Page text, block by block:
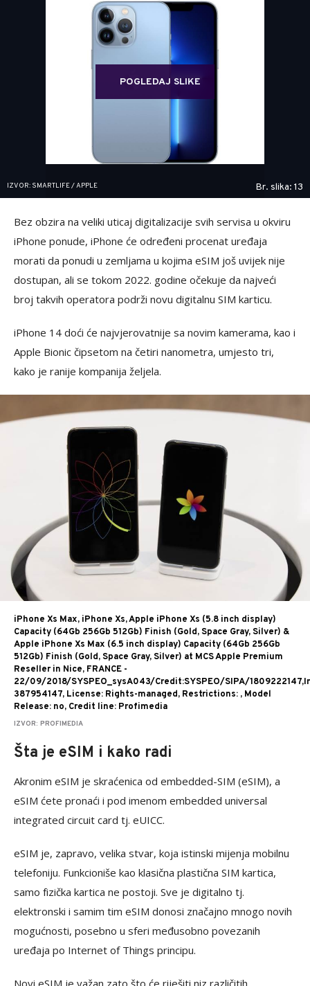
POGLEDAJ SLIKE
IZVOR: SMARTLIFE / APPLE Br. slika: 13
Bez obzira na veliki uticaj digitalizacije svih servisa u okviru
iPhone ponude, iPhone će određeni procenat uređaja
morati da ponudi u zemljama u kojima eSIM još uvijek nije
dostupan, ali se tokom 2022. godine očekuje da najveći
broj takvih operatora podrži novu digitalnu SIM karticu.
iPhone 14 doći će najvjerovatnije sa novim kamerama, kao i
Apple Bionic čipsetom na četiri nanometra, umjesto tri,
kako je ranije kompanija željela.
iPhone Xs Max, iPhone Xs, Apple iPhone Xs (5.8 inch display)
Capacity (64Gb 256Gb 512Gb) Finish (Gold, Space Gray, Silver) &
Apple iPhone Xs Max (6.5 inch display) Capacity (64Gb 256Gb
512Gb) Finish (Gold, Space Gray, Silver) at MCS Apple Premium
Reseller in Nice, FRANCE -
22/09/2018/SYSPEO_sysA043/Credit:SYSPEO/SIPA/
387954147, License: Rights-managed, Restrictions: , Model
Release: no, Credit line: Profimedia
IZVOR: PROFIMEDIA
Šta je eSIM i kako radi
Akronim eSIM je skraćenica od embedded-SIM (eSIM), a
eSIM ćete pronaći i pod imenom embedded universal
integrated circuit card tj. eUICC.
eSIM je, zapravo, velika stvar, koja istinski mijenja mobilnu
telefoniju. Funkcioniše kao klasična plastična SIM kartica,
samo fizička kartica ne postoji. Sve je digitalno tj.
elektronski i samim tim eSIM donosi značajno mnogo novih
mogućnosti, posebno u sferi međusobno povezanih
uređaja po Internet of Things principu.